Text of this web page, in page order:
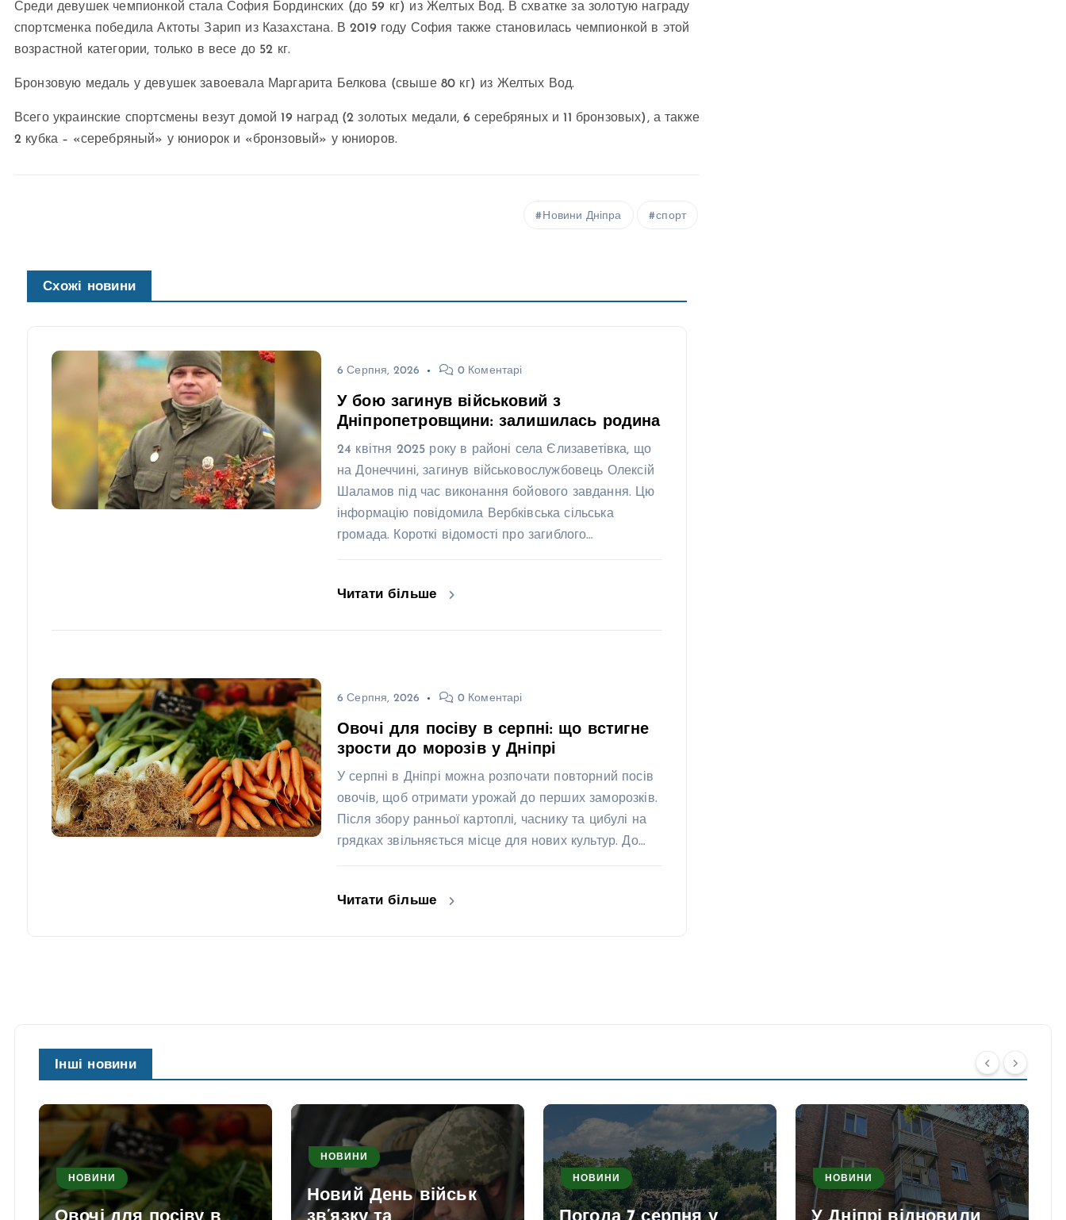
Среди девушек чемпионкой стала София Бординских (до 59 кг) из Желтых Вод. В схватке за золотую награду
спортсменка победила Актоты Зарип из Казахстана. В 2019 году София также становилась чемпионкой в этой
возрастной категории, только в весе до 52 кг.
Бронзовую медаль у девушек завоевала Маргарита Белкова (свыше 80 кг) из Желтых Вод.
Всего украинские спортсмены везут домой 19 наград (2 золотых медали, 6 серебряных и 11 бронзовых), а также
2 кубка – «серебряный» у юниорок и «бронзовый» у юниоров.
Новини Дніпра спорт
Схожі новини
6 Серпня, 2026 0 Коментарі
У бою загинув військовий з
Дніпропетровщини: залишилась родина
24 квітня 2025 року в районі села Єлизаветівка, що
на Донеччині, загинув військовослужбовець Олексій
Шаламов під час виконання бойового завдання. Цю
інформацію повідомила Вербківська сільська
громада. Короткі відомості про загиблого…
Читати більше
6 Серпня, 2026 0 Коментарі
Овочі для посіву в серпні: що встигне
зрости до морозів у Дніпрі
У серпні в Дніпрі можна розпочати повторний посів
овочів, щоб отримати урожай до перших заморозків.
Після збору ранньої картоплі, часнику та цибулі на
грядках звільняється місце для нових культур. До…
Читати більше
Інші новини
НОВИНИ
НОВИНИ
Новий День військ
НОВИНИ НОВИНИ